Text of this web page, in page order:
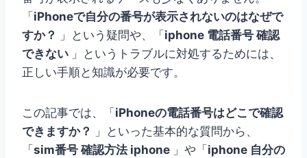
「iPhoneで自分の番号が表示されないのはなぜで
すか？
」という疑問や、「iphone 電話番号 確認
できない 」というトラブルに対処するためには、
正しい手順と知識が必要です。
この記事では、「iPhoneの電話番号はどこで確認
できますか？
」といった基本的な質問から、
「sim番号 確認方法 iphone 」や「iphone 自分の